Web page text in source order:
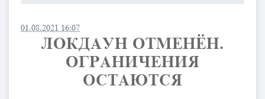
01.08.2021 16:07
ЛОКДАУН ОТМЕНЁН.
ОГРАНИЧЕНИЯ
ОСТАЮТСЯ